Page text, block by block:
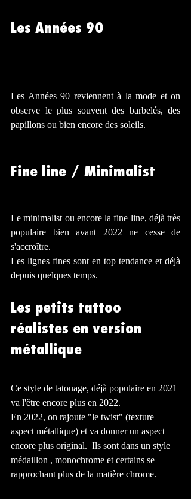
Les Années 90
Les Années 90 reviennent à la mode et on
observe le plus souvent des barbelés, des
papillons ou bien encore des soleils.
Fine line / Minimalist
Le minimalist ou encore la fine line, déjà très
populaire bien avant 2022 ne cesse de
s'accroître.
Les lignes fines sont en top tendance et déjà
depuis quelques temps.
Les petits tattoo
réalistes en version
métallique
Ce style de tatouage, déjà populaire en 2021
va l'être encore plus en 2022.
En 2022, on rajoute "le twist" (texture
aspect métallique) et va donner un aspect
encore plus original.  Ils sont dans un style
médaillon , monochrome et certains se
rapprochant plus de la matière chrome.